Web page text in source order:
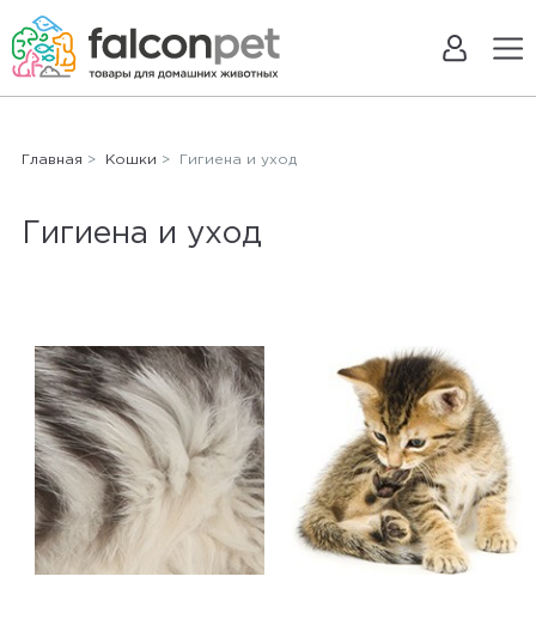
Главная > Кошки > Гигиена и уход
Гигиена и уход